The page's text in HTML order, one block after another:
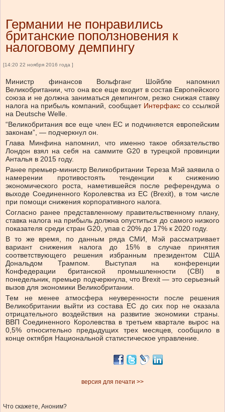
Германии не понравились
британские поползновения к
налоговому демпингу
[14:20 22 ноября 2016 года ]
Министр финансов Вольфганг Шойбле напомнил
Великобритании, что она все еще входит в состав Европейского
союза и не должна заниматься демпингом, резко снижая ставку
налога на прибыль компаний, сообщает Интерфакссо ссылкой
на Deutsche Welle.
“Великобритания все еще член ЕС и подчиняется европейским
законам”, — подчеркнул он.
Глава Минфина напомнил, что именно такое обязательство
Лондон взял на себя на саммите G20 в турецкой провинции
Анталья в 2015 году.
Ранее премьер-министр Великобритании Тереза Мэй заявила о
намерении противостоять тенденции к снижению
экономического роста, наметившейся после референдума о
выходе Соединенного Королевства из ЕС (Brexit), в том числе
при помощи снижения корпоративного налога.
Согласно ранее представленному правительственному плану,
ставка налога на прибыль должна опуститься до самого низкого
показателя среди стран G20, упав с 20% до 17% к 2020 году.
В то же время, по данным ряда СМИ, Мэй рассматривает
вариант снижения налога до 15% в случае принятия
соответствующего решения избранным президентом США
Дональдом Трампом. Выступая на конференции
Конфедерации британской промышленности (CBI) в
понедельник, премьер подчеркнула, что Brexit — это серьезный
вызов для экономики Великобритании.
Тем не менее атмосфера неуверенности после решения
Великобритании выйти из состава ЕС до сих пор не оказала
отрицательного воздействия на развитие экономики страны.
ВВП Соединенного Королевства в третьем квартале вырос на
0,5% относительно предыдущих трех месяцев, сообщило в
конце октября Национальной статистическое управление.
версия для печати >>
Что скажете, Аноним?